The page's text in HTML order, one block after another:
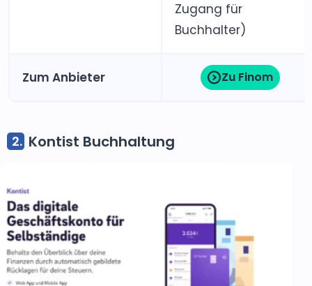
Zugang für
Buchhalter)
Zum Anbieter Zu Finom
Kontist Buchhaltung